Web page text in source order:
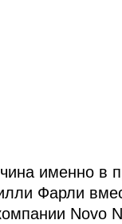
именно в
Фарли
Novo